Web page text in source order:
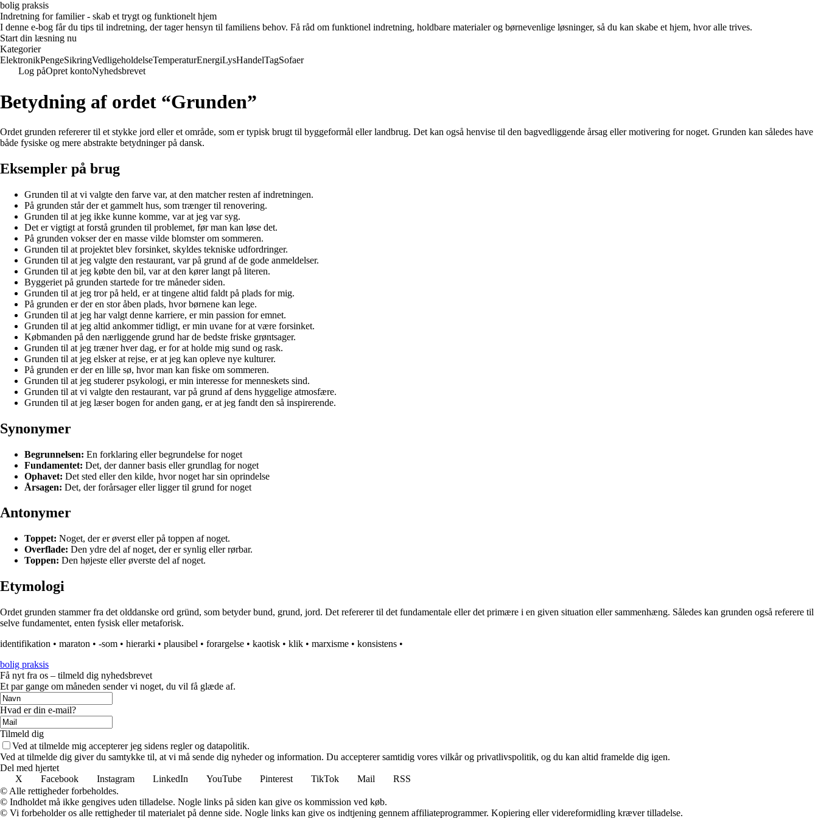
bolig praksis
Indretning for familier - skab et trygt og funktionelt hjem
I denne e-bog får du tips til indretning, der tager hensyn til familiens behov. Få råd om funktionel indretning, holdbare materialer og børnevenlige løsninger, så du kan skabe et hjem, hvor alle trives.
Start din læsning nu
Kategorier
ElektronikPengeSikringVedligeholdelseTemperaturEnergiLysHandelTagSofaer
Log påOpret kontoNyhedsbrevet
Betydning af ordet “Grunden”
Ordet grunden refererer til et stykke jord eller et område, som er typisk brugt til byggeformål eller landbrug. Det kan også henvise til den bagvedliggende årsag eller motivering for noget. Grunden kan således have
både fysiske og mere abstrakte betydninger på dansk.
Eksempler på brug
Grunden til at vi valgte den farve var, at den matcher resten af indretningen.
På grunden står der et gammelt hus, som trænger til renovering.
Grunden til at jeg ikke kunne komme, var at jeg var syg.
Det er vigtigt at forstå grunden til problemet, før man kan løse det.
På grunden vokser der en masse vilde blomster om sommeren.
Grunden til at projektet blev forsinket, skyldes tekniske udfordringer.
Grunden til at jeg valgte den restaurant, var på grund af de gode anmeldelser.
Grunden til at jeg købte den bil, var at den kører langt på literen.
Byggeriet på grunden startede for tre måneder siden.
Grunden til at jeg tror på held, er at tingene altid faldt på plads for mig.
På grunden er der en stor åben plads, hvor børnene kan lege.
Grunden til at jeg har valgt denne karriere, er min passion for emnet.
Grunden til at jeg altid ankommer tidligt, er min uvane for at være forsinket.
Købmanden på den nærliggende grund har de bedste friske grøntsager.
Grunden til at jeg træner hver dag, er for at holde mig sund og rask.
Grunden til at jeg elsker at rejse, er at jeg kan opleve nye kulturer.
På grunden er der en lille sø, hvor man kan fiske om sommeren.
Grunden til at jeg studerer psykologi, er min interesse for menneskets sind.
Grunden til at vi valgte den restaurant, var på grund af dens hyggelige atmosfære.
Grunden til at jeg læser bogen for anden gang, er at jeg fandt den så inspirerende.
Synonymer
Begrunnelsen: En forklaring eller begrundelse for noget
Fundamentet: Det, der danner basis eller grundlag for noget
Ophavet: Det sted eller den kilde, hvor noget har sin oprindelse
Årsagen: Det, der forårsager eller ligger til grund for noget
Antonymer
Toppet: Noget, der er øverst eller på toppen af noget.
Overflade: Den ydre del af noget, der er synlig eller rørbar.
Toppen: Den højeste eller øverste del af noget.
Etymologi
Ordet grunden stammer fra det olddanske ord gründ, som betyder bund, grund, jord. Det refererer til det fundamentale eller det primære i en given situation eller sammenhæng. Således kan grunden også referere til
selve fundamentet, enten fysisk eller metaforisk.
identifikation • maraton • -som • hierarki • plausibel • forargelse • kaotisk • klik • marxisme • konsistens •
bolig praksis
Få nyt fra os – tilmeld dig nyhedsbrevet
Et par gange om måneden sender vi noget, du vil få glæde af.
Hvad er din e-mail?
Tilmeld dig
Ved at tilmelde mig accepterer jeg sidens regler og datapolitik.
Ved at tilmelde dig giver du samtykke til, at vi må sende dig nyheder og information. Du accepterer samtidig vores vilkår og privatlivspolitik, og du kan altid framelde dig igen.
Del med hjertet
X
Facebook Instagram LinkedIn YouTube Pinterest TikTok Mail
RSS
© Alle rettigheder forbeholdes.
© Indholdet må ikke gengives uden tilladelse. Nogle links på siden kan give os kommission ved køb.
© Vi forbeholder os alle rettigheder til materialet på denne side. Nogle links kan give os indtjening gennem affiliateprogrammer. Kopiering eller videreformidling kræver tilladelse.